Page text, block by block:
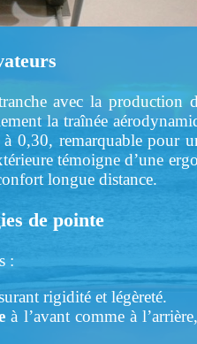
avec la production
la traînée
0,30, remarquable pour
témoigne d’une
longue distance.
de pointe
:
rigidité et légèreté.
à l’avant comme à